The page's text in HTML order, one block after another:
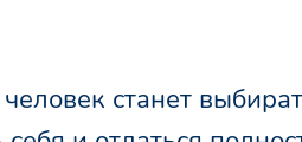
станет